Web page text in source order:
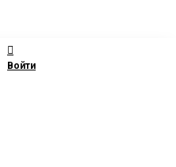
Войти